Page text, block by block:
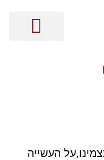
העשייה